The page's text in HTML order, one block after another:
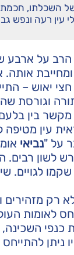
השכלתו, חכמתו,
עין רעה ונפש
על ארבע
אותה.
יאוש –
וגורסת
בין
עין
על "נביאי
לשון
שקמו
רק
לאומות
כנפי
ניתן